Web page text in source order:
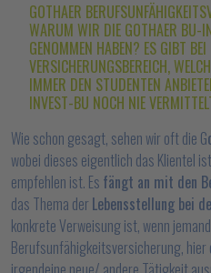
GOTHAER
WARUM WIR DIE GOTHAER BU-
GENOMMEN HABEN? ES GIBT
VERSICHERUNGSBEREICH,
IMMER DEN STUDENTEN
INVEST-BU NOCH NIE
Wie schon gesagt, sehen wir oft die G
wobei dieses eigentlich das Klientel
empfehlen ist. Es fängt an mit den
das Thema der Lebensstellung bei
konkrete Verweisung ist, wenn
Berufsunfähigkeitsversicherung, hier